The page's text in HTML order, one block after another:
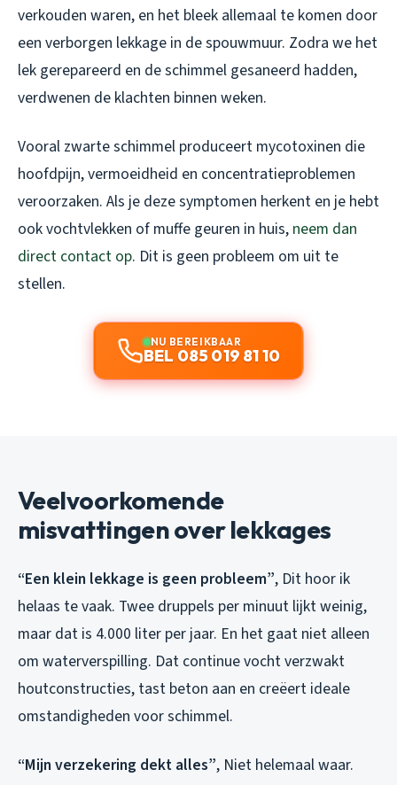
verkouden waren, en het bleek allemaal te komen door
een verborgen lekkage in de spouwmuur. Zodra we het
lek gerepareerd en de schimmel gesaneerd hadden,
verdwenen de klachten binnen weken.
Vooral zwarte schimmel produceert mycotoxinen die
hoofdpijn, vermoeidheid en concentratieproblemen
veroorzaken. Als je deze symptomen herkent en je hebt
ook vochtvlekken of muffe geuren in huis, neem dan
direct contact op. Dit is geen probleem om uit te
stellen.
NU BEREIKBAAR
BEL 085 019 81 10
Veelvoorkomende
misvattingen over lekkages
“Een klein lekkage is geen probleem”, Dit hoor ik
helaas te vaak. Twee druppels per minuut lijkt weinig,
maar dat is 4.000 liter per jaar. En het gaat niet alleen
om waterverspilling. Dat continue vocht verzwakt
houtconstructies, tast beton aan en creëert ideale
omstandigheden voor schimmel.
“Mijn verzekering dekt alles”, Niet helemaal waar.